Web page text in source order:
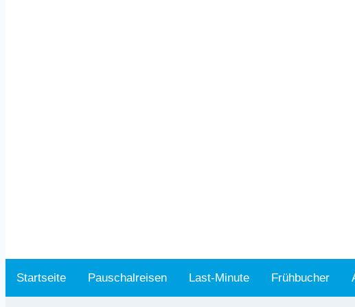
Startseite Pauschalreisen Last-Minute Frühbucher